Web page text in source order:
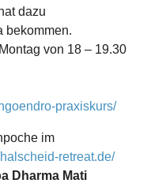
dazu
bekommen.
von 18 – 19.30
praxiskurs/
im
retreat.de/
Dharma Mati